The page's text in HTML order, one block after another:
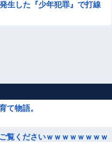
生した『少年犯罪』で打線
て物語。
覧くださいｗｗｗｗｗｗｗｗ